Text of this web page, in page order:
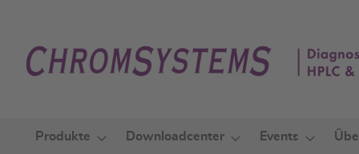
springen
Produkte Downloadcenter Events